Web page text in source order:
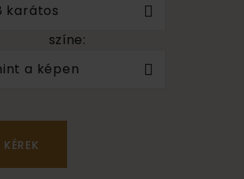
karátos
színe:
a képen